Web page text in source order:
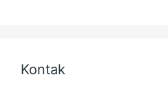
Kontak